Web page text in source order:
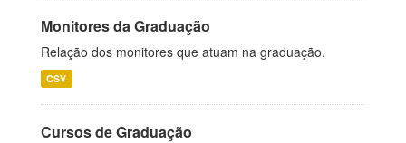
Monitores da Graduação
Relação dos monitores que atuam na graduação.
CSV
Cursos de Graduação